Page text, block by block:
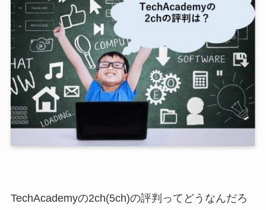
TechAcademyの2ch(5ch)の評判ってどうなんだろ